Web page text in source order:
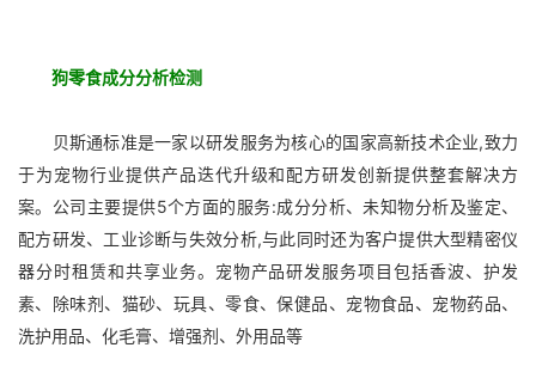
狗零食成分分析检测
贝斯通标准是一家以研发服务为核心的国家高新技术企业,致力
于为宠物行业提供产品迭代升级和配方研发创新提供整套解决方
案。公司主要提供5个方面的服务:成分分析、未知物分析及鉴定、
配方研发、工业诊断与失效分析,与此同时还为客户提供大型精密仪
器分时租赁和共享业务。宠物产品研发服务项目包括香波、护发
素、除味剂、猫砂、玩具、零食、保健品、宠物食品、宠物药品、
洗护用品、化毛膏、增强剂、外用品等